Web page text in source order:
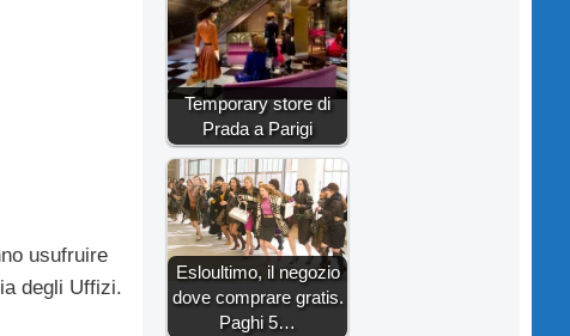
usufruire
degli Uffizi.
Temporary store di
Prada a Parigi
Esloultimo, il negozio
dove comprare gratis.
Paghi 5…